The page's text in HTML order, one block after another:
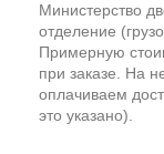
Министерство
отделение
Примерную
при заказе. На
оплачиваем
это указано).